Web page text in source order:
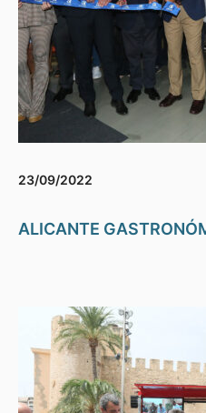
23/09/2022
ALICANTE